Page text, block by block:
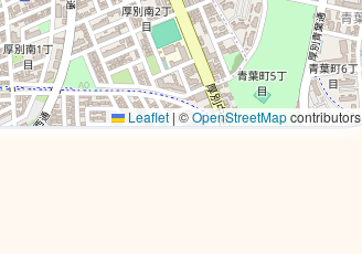
Leaflet | ©OpenStreetMapcontributors